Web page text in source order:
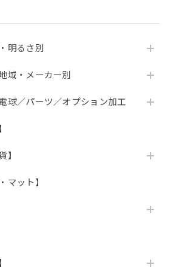
明るさ別
域・メーカー別
球／パーツ／オプション加工
】
マット】